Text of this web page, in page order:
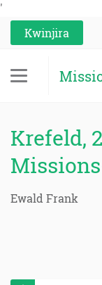
'
Kwinjira
Krefeld,
Ewald Frank